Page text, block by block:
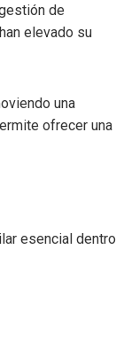
de
elevado su
una
ofrecer una
esencial dentro